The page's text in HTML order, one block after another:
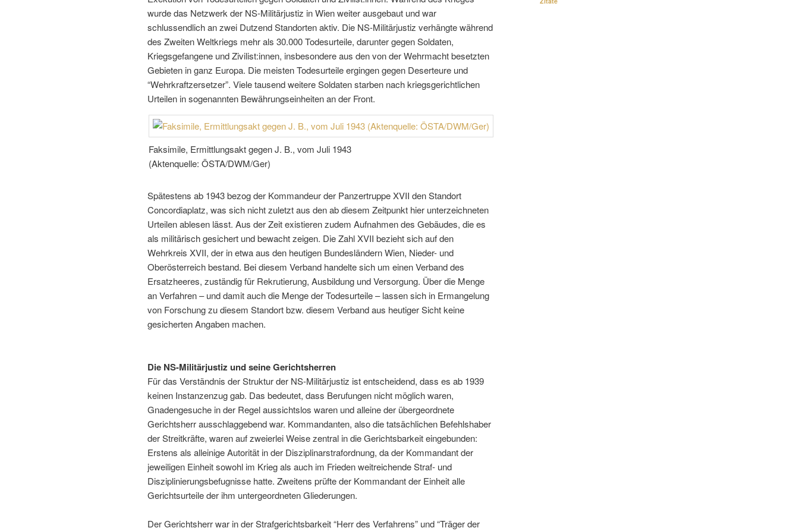
wurde das Netzwerk der NS-Militärjustiz in Wien weiter ausgebaut und war
schlussendlich an zwei Dutzend Standorten aktiv. Die NS-Militärjustiz verhängte während
des Zweiten Weltkriegs mehr als 30.000 Todesurteile, darunter gegen Soldaten,
Kriegsgefangene und Zivilist:innen, insbesondere aus den von der Wehrmacht besetzten
Gebieten in ganz Europa. Die meisten Todesurteile ergingen gegen Deserteure und
“Wehrkraftzersetzer”. Viele tausend weitere Soldaten starben nach kriegsgerichtlichen
Urteilen in sogenannten Bewährungseinheiten an der Front.
Faksimile, Ermittlungsakt gegen J. B., vom Juli 1943
(Aktenquelle: ÖSTA/DWM/Ger)
Spätestens ab 1943 bezog der Kommandeur der Panzertruppe XVII den Standort
Concordiaplatz, was sich nicht zuletzt aus den ab diesem Zeitpunkt hier unterzeichneten
Urteilen ablesen lässt. Aus der Zeit existieren zudem Aufnahmen des Gebäudes, die es
als militärisch gesichert und bewacht zeigen. Die Zahl XVII bezieht sich auf den
Wehrkreis XVII, der in etwa aus den heutigen Bundesländern Wien, Nieder- und
Oberösterreich bestand. Bei diesem Verband handelte sich um einen Verband des
Ersatzheeres, zuständig für Rekrutierung, Ausbildung und Versorgung. Über die Menge
an Verfahren – und damit auch die Menge der Todesurteile – lassen sich in Ermangelung
von Forschung zu diesem Standort bzw. diesem Verband aus heutiger Sicht keine
gesicherten Angaben machen.
Die NS-Militärjustiz und seine Gerichtsherren
Für das Verständnis der Struktur der NS-Militärjustiz ist entscheidend, dass es ab 1939
keinen Instanzenzug gab. Das bedeutet, dass Berufungen nicht möglich waren,
Gnadengesuche in der Regel aussichtslos waren und alleine der übergeordnete
Gerichtsherr ausschlaggebend war. Kommandanten, also die tatsächlichen Befehlshaber
der Streitkräfte, waren auf zweierlei Weise zentral in die Gerichtsbarkeit eingebunden:
Erstens als alleinige Autorität in der Disziplinarstrafordnung, da der Kommandant der
jeweiligen Einheit sowohl im Krieg als auch im Frieden weitreichende Straf- und
Disziplinierungsbefugnisse hatte. Zweitens prüfte der Kommandant der Einheit alle
Gerichtsurteile der ihm untergeordneten Gliederungen.
Der Gerichtsherr war in der Strafgerichtsbarkeit “Herr des Verfahrens” und “Träger der